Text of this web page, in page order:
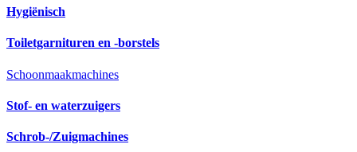
Hygiënisch
Toiletgarnituren en -borstels
Schoonmaakmachines
Stof- en waterzuigers
Schrob-/Zuigmachines